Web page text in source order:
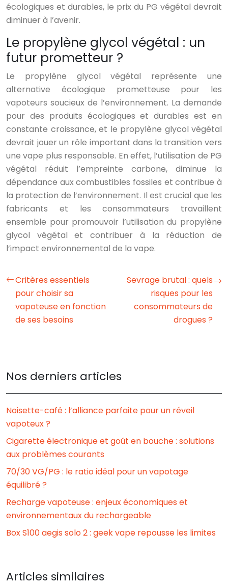
écologiques et durables, le prix du PG végétal devrait
diminuer à l’avenir.
Le propylène glycol végétal : un
futur prometteur ?
Le propylène glycol végétal représente une
alternative écologique prometteuse pour les
vapoteurs soucieux de l’environnement. La demande
pour des produits écologiques et durables est en
constante croissance, et le propylène glycol végétal
devrait jouer un rôle important dans la transition vers
une vape plus responsable. En effet, l’utilisation de PG
végétal réduit l’empreinte carbone, diminue la
dépendance aux combustibles fossiles et contribue à
la protection de l’environnement. Il est crucial que les
fabricants et les consommateurs travaillent
ensemble pour promouvoir l’utilisation du propylène
glycol végétal et contribuer à la réduction de
l’impact environnemental de la vape.
Critères essentiels
pour choisir sa
vapoteuse en fonction
de ses besoins
Sevrage brutal : quels
risques pour les
consommateurs de
drogues ?
Nos derniers articles
Noisette-café : l’alliance parfaite pour un réveil
vapoteux ?
Cigarette électronique et goût en bouche : solutions
aux problèmes courants
70/30 VG/PG : le ratio idéal pour un vapotage
équilibré ?
Recharge vapoteuse : enjeux économiques et
environnementaux du rechargeable
Box S100 aegis solo 2 : geek vape repousse les limites
Articles similaires